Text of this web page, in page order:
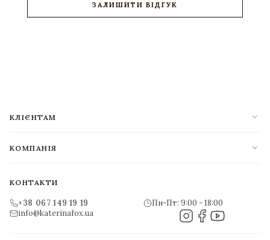
ЗАЛИШИТИ ВІДГУК
КЛІЄНТАМ expand_more
КОМПАНІЯ expand_more
КОНТАКТИ
+38 067 149 19 19
info@katerinafox.ua
Пн-Пт: 9:00 - 18:00